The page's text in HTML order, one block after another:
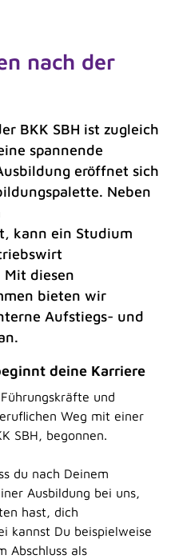
nach der
BKK SBH ist zugleich
spannende
eröffnet sich
Neben
kann ein Studium
Mit diesen
bieten wir
Aufstiegs- und
deine Karriere
und
Weg mit einer
SBH, begonnen.
du nach Deinem
Ausbildung bei uns,
hast, dich
kannst Du beispielweise
Abschluss als